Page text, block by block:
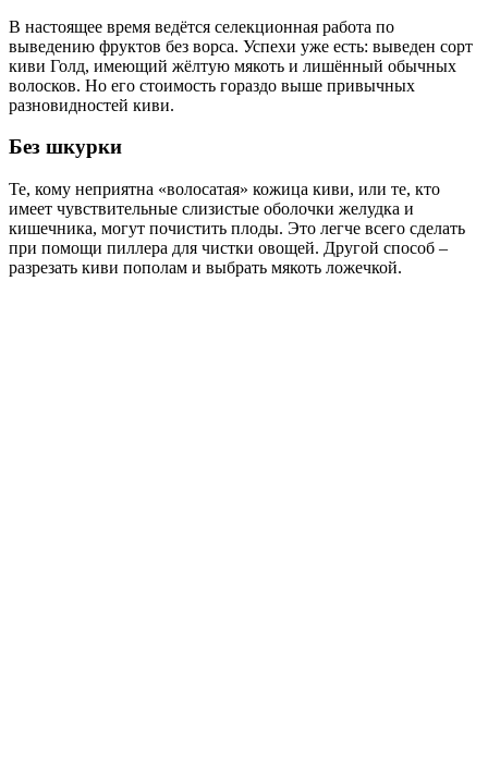
В настоящее время ведётся селекционная работа по
выведению фруктов без ворса. Успехи уже есть: выведен сорт
киви Голд, имеющий жёлтую мякоть и лишённый обычных
волосков. Но его стоимость гораздо выше привычных
разновидностей киви.
Без шкурки
Те, кому неприятна «волосатая» кожица киви, или те, кто
имеет чувствительные слизистые оболочки желудка и
кишечника, могут почистить плоды. Это легче всего сделать
при помощи пиллера для чистки овощей. Другой способ –
разрезать киви пополам и выбрать мякоть ложечкой.